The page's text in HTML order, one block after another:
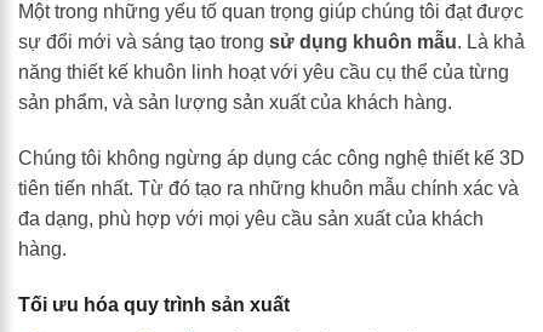
Một trong những yếu tố quan trọng giúp chúng tôi đạt được
sự đổi mới và sáng tạo trong sử dụng khuôn mẫu. Là khả
năng thiết kế khuôn linh hoạt với yêu cầu cụ thể của từng
sản phẩm, và sản lượng sản xuất của khách hàng.
Chúng tôi không ngừng áp dụng các công nghệ thiết kế 3D
tiên tiến nhất. Từ đó tạo ra những khuôn mẫu chính xác và
đa dạng, phù hợp với mọi yêu cầu sản xuất của khách
hàng.
Tối ưu hóa quy trình sản xuất